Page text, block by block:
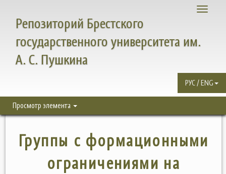
Toggle
Репозиторий Брестского
государственного университета им.
А. С. Пушкина
РУС / ENG
Просмотр элемента
Группы с формационными
ограничениями на